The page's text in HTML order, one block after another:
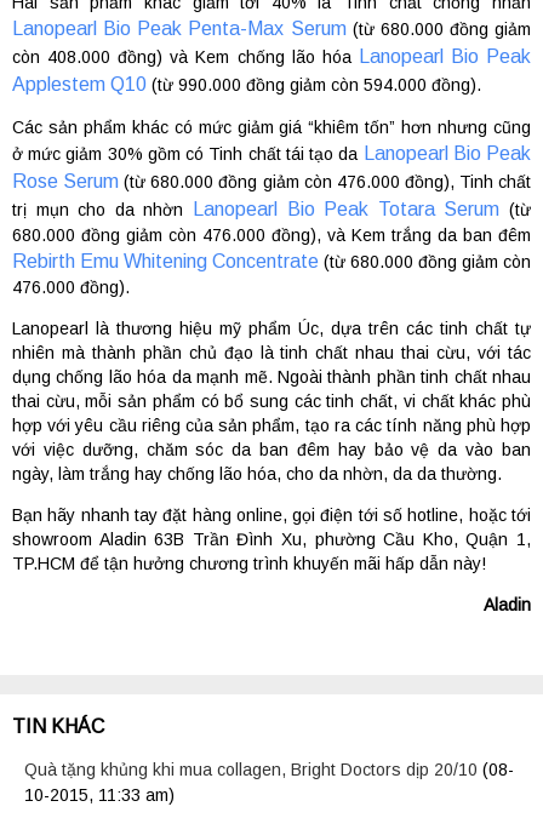
Lanopearl Bio Peak Penta-Max Serum(từ 680.000 đồng giảm
còn 408.000 đồng) và Kem chống lão hóa
Lanopearl Bio Peak
Applestem Q10 (từ 990.000 đồng giảm còn 594.000 đồng).
Các sản phẩm khác có mức giảm giá “khiêm tốn” hơn nhưng cũng
ở mức giảm 30% gồm có Tinh chất tái tạo da
Lanopearl Bio Peak
Rose Serum (từ 680.000 đồng giảm còn 476.000 đồng), Tinh chất
trị mụn cho da nhờn
Lanopearl Bio Peak Totara Serum (từ
680.000 đồng giảm còn 476.000 đồng), và Kem trắng da ban đêm
Rebirth Emu Whitening Concentrate (từ 680.000 đồng giảm còn
476.000 đồng).
Lanopearl là thương hiệu mỹ phẩm Úc, dựa trên các tinh chất tự
nhiên mà thành phần chủ đạo là tinh chất nhau thai cừu, với tác
dụng chống lão hóa da mạnh mẽ. Ngoài thành phần tinh chất nhau
thai cừu, mỗi sản phẩm có bổ sung các tinh chất, vi chất khác phù
hợp với yêu cầu riêng của sản phẩm, tạo ra các tính năng phù hợp
với việc dưỡng, chăm sóc da ban đêm hay bảo vệ da vào ban
ngày, làm trắng hay chống lão hóa, cho da nhờn, da da thường.
Bạn hãy nhanh tay đặt hàng online, gọi điện tới số hotline, hoặc tới
showroom Aladin 63B Trần Đình Xu, phường Cầu Kho, Quận 1,
TP.HCM để tận hưởng chương trình khuyến mãi hấp dẫn này!
Aladin
TIN KHÁC
Quà tặng khủng khi mua collagen, Bright Doctors dịp 20/10 (08-
10-2015, 11:33 am)